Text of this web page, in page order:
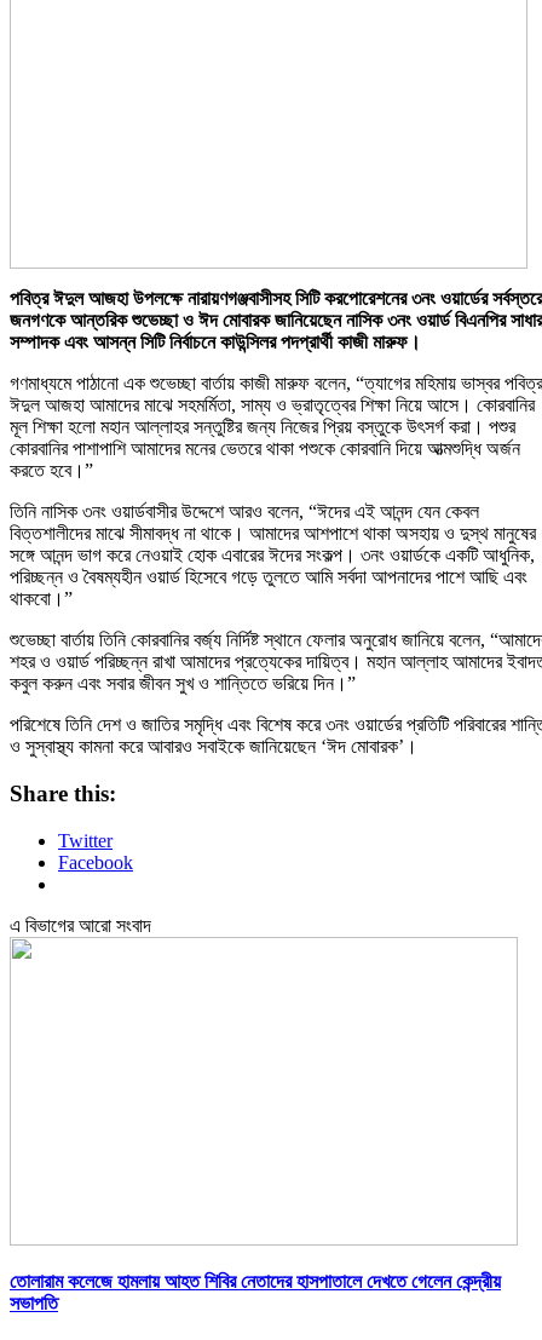
পবিত্র ঈদুল আজহা উপলক্ষে নারায়ণগঞ্জবাসীসহ সিটি করপোরেশনের ৩নং ওয়ার্ডের
জনগণকে আন্তরিক শুভেচ্ছা ও ঈদ মোবারক জানিয়েছেন নাসিক ৩নং ওয়ার্ড বিএনপির
সম্পাদক এবং আসন্ন সিটি নির্বাচনে কাউন্সিলর পদপ্রার্থী কাজী মারুফ।
গণমাধ্যমে পাঠানো এক শুভেচ্ছা বার্তায় কাজী মারুফ বলেন, “ত্যাগের মহিমায় ভাস্বর পবিত্র
ঈদুল আজহা আমাদের মাঝে সহমর্মিতা, সাম্য ও ভ্রাতৃত্বের শিক্ষা নিয়ে আসে। কোরবানির
মূল শিক্ষা হলো মহান আল্লাহর সন্তুষ্টির জন্য নিজের প্রিয় বস্তুকে উৎসর্গ করা। পশুর
কোরবানির পাশাপাশি আমাদের মনের ভেতরে থাকা পশুকে কোরবানি দিয়ে আত্মশুদ্ধি অর্জন
করতে হবে।”
তিনি নাসিক ৩নং ওয়ার্ডবাসীর উদ্দেশে আরও বলেন, “ঈদের এই আনন্দ যেন কেবল
বিত্তশালীদের মাঝে সীমাবদ্ধ না থাকে। আমাদের আশপাশে থাকা অসহায় ও দুস্থ মানুষের
সঙ্গে আনন্দ ভাগ করে নেওয়াই হোক এবারের ঈদের সংকল্প। ৩নং ওয়ার্ডকে একটি আধুনিক,
পরিচ্ছন্ন ও বৈষম্যহীন ওয়ার্ড হিসেবে গড়ে তুলতে আমি সর্বদা আপনাদের পাশে আছি এবং
থাকবো।”
শুভেচ্ছা বার্তায় তিনি কোরবানির বর্জ্য নির্দিষ্ট স্থানে ফেলার অনুরোধ জানিয়ে বলেন,
শহর ও ওয়ার্ড পরিচ্ছন্ন রাখা আমাদের প্রত্যেকের দায়িত্ব। মহান আল্লাহ আমাদের
কবুল করুন এবং সবার জীবন সুখ ও শান্তিতে ভরিয়ে দিন।”
পরিশেষে তিনি দেশ ও জাতির সমৃদ্ধি এবং বিশেষ করে ৩নং ওয়ার্ডের প্রতিটি পরিবারের
ও সুস্বাস্থ্য কামনা করে আবারও সবাইকে জানিয়েছেন ‘ঈদ মোবারক’।
Share this:
Twitter
Facebook
এ বিভাগের আরো সংবাদ
তোলারাম কলেজে হামলায় আহত শিবির নেতাদের হাসপাতালে দেখতে গেলেন কেন্দ্রীয়
সভাপতি